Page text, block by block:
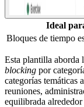
Ideal
Bloques de tiempo
Esta plantilla aborda
blocking por
categorías temáticas
reuniones,
equilibrada alrededor